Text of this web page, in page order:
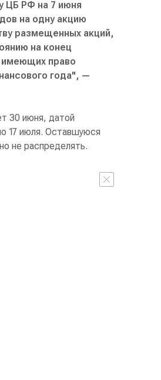
ЦБ РФ на 7 июня
на одну акцию
размещенных акций,
на конец
имеющих право
года", —
30 июня, датой
17 июля. Оставшуюся
не распределять.